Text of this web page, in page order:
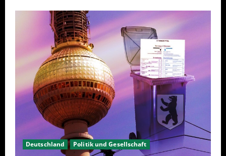
Deutschland Politik und Gesellschaft